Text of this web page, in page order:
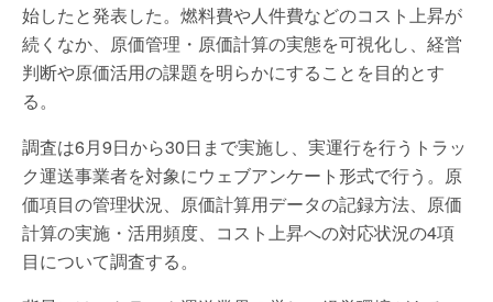
始したと発表した。燃料費や人件費などのコスト上昇が
続くなか、原価管理・原価計算の実態を可視化し、経営
判断や原価活用の課題を明らかにすることを目的とす
る。
調査は6月9日から30日まで実施し、実運行を行うトラッ
ク運送事業者を対象にウェブアンケート形式で行う。原
価項目の管理状況、原価計算用データの記録方法、原価
計算の実施・活用頻度、コスト上昇への対応状況の4項
目について調査する。